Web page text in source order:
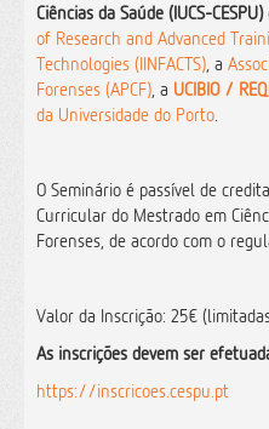
Ciências da Saúde (IUCS-CESPU)
of Research and Advanced
Technologies (IINFACTS), a
Forenses (APCF), a UCIBIO /
da Universidade do Porto.
O Seminário é passível de
Curricular do Mestrado em
Forenses, de acordo com o
Valor da Inscrição: 25€
As inscrições devem ser
https://inscricoes.cespu.pt